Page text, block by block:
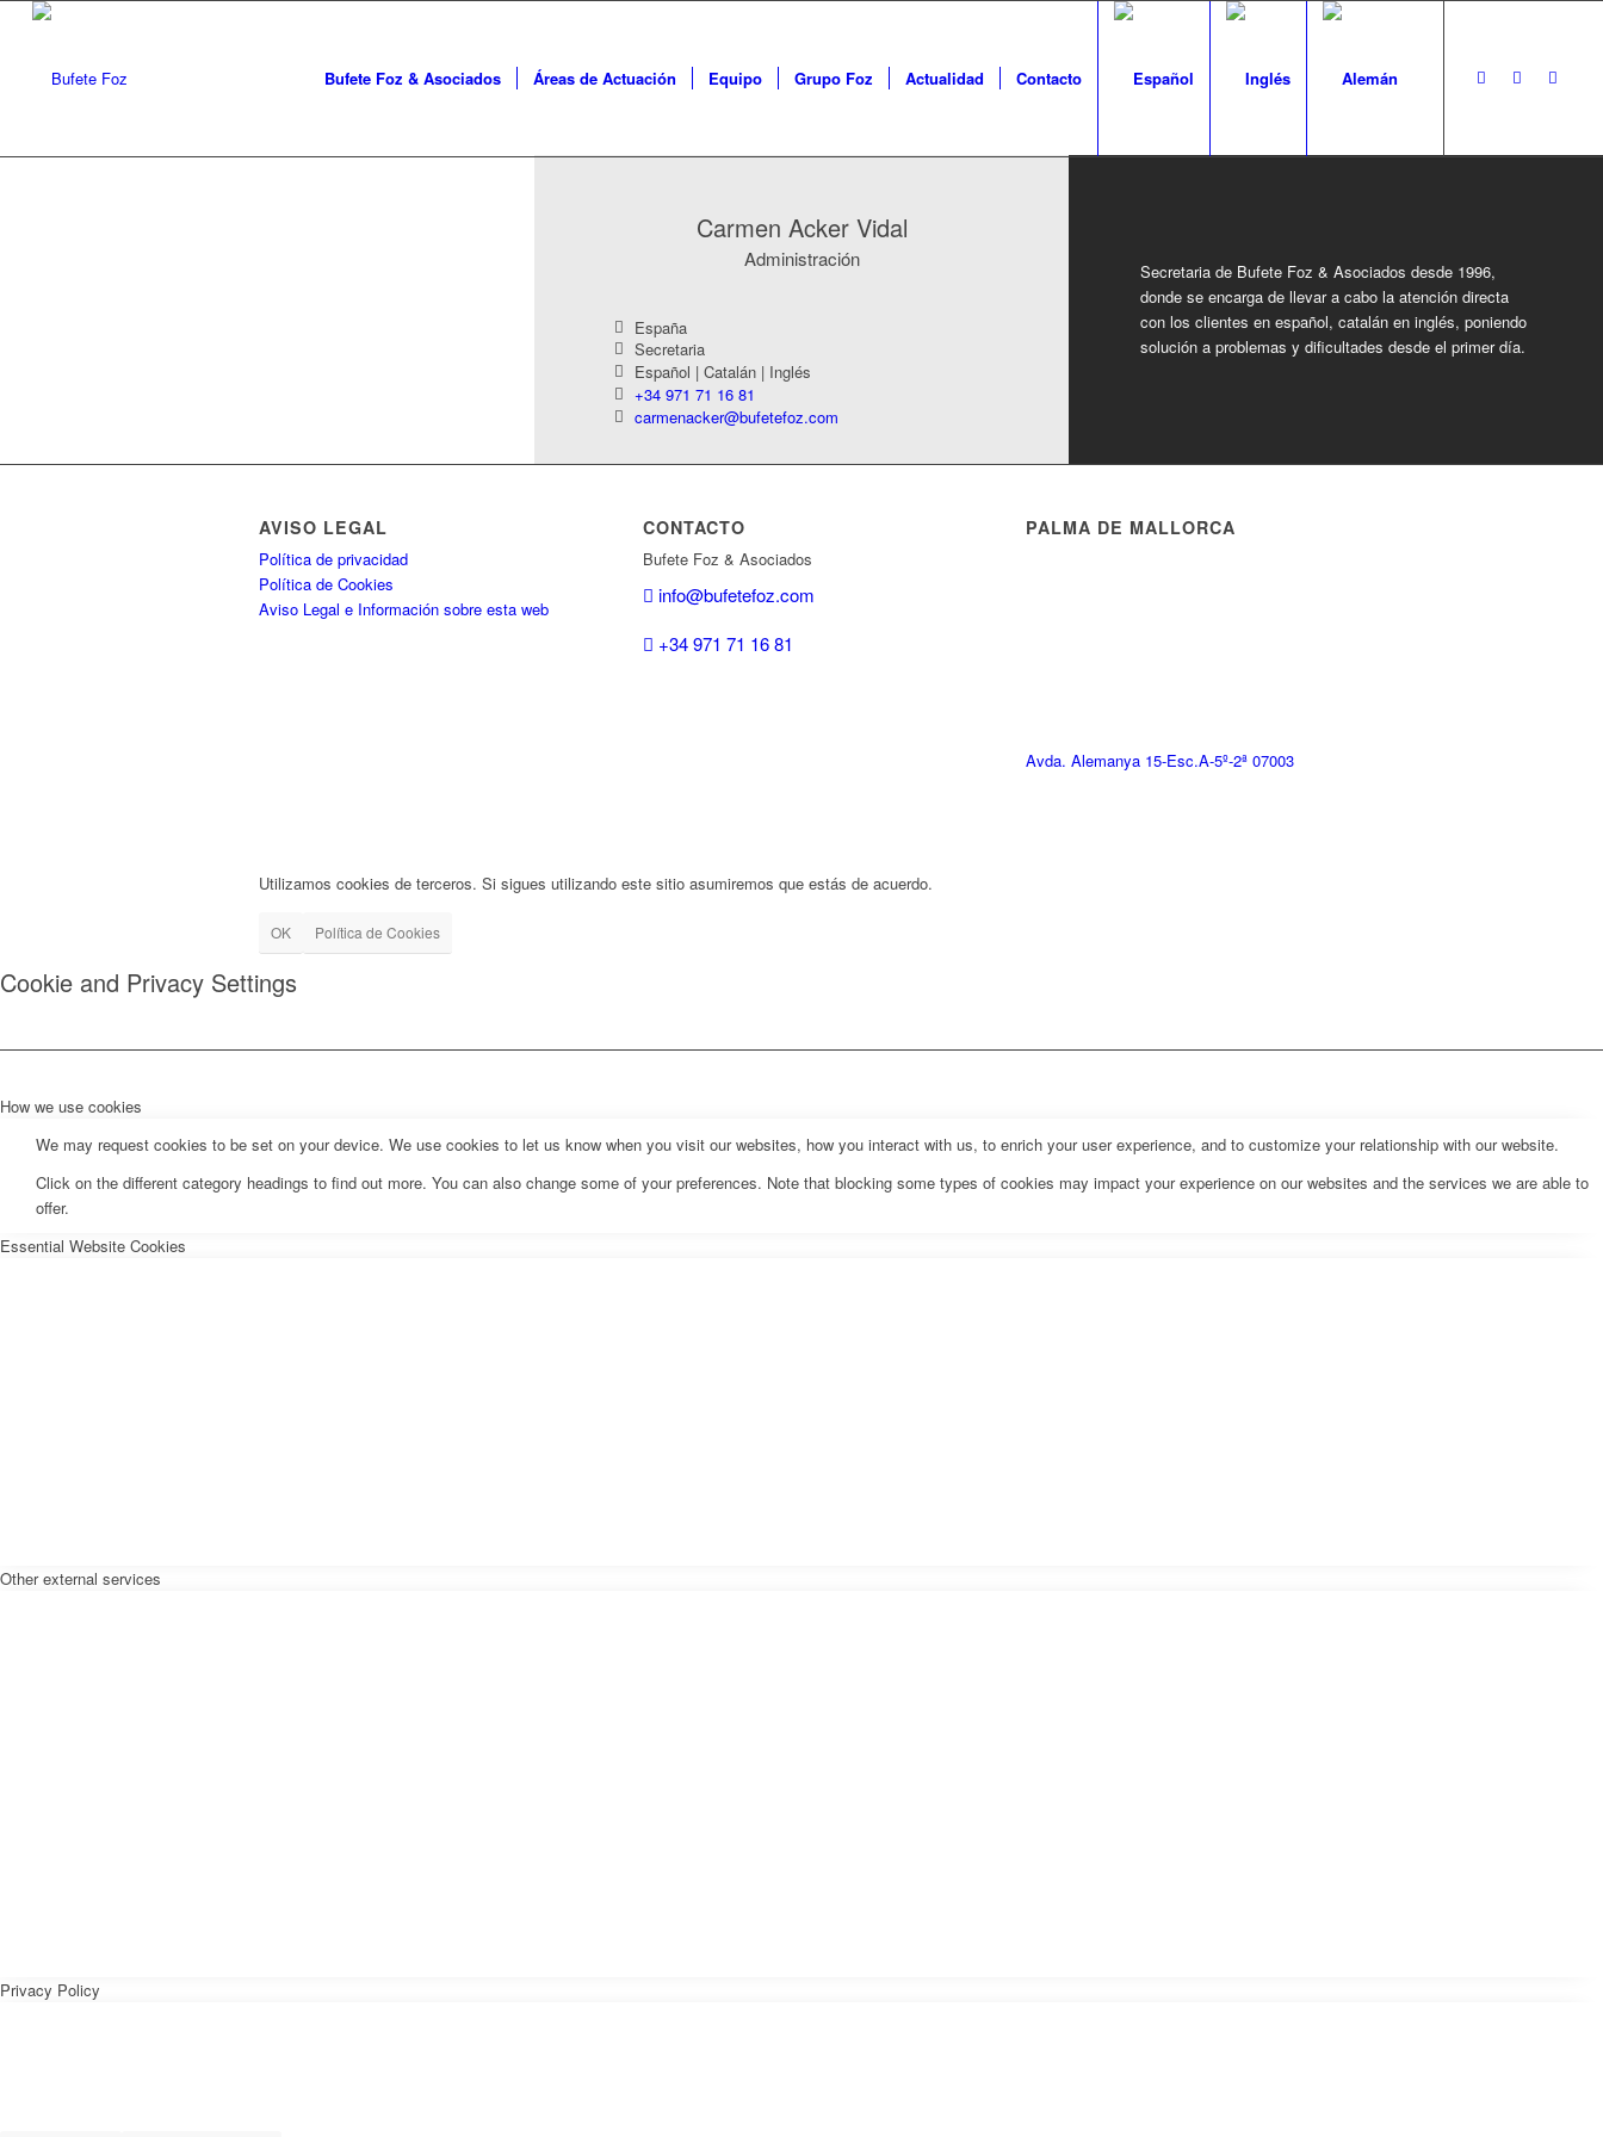
Bufete Foz & Asociados Áreas de Actuación Equipo Grupo Foz Actualidad Contacto
Carmen Acker Vidal
Administración
España
Secretaria
Español | Catalán | Inglés
+34 971 71 16 81
carmenacker@bufetefoz.com
Secretaria de Bufete Foz & Asociados desde 1996,
donde se encarga de llevar a cabo la atención directa
con los clientes en español, catalán en inglés, poniendo
solución a problemas y dificultades desde el primer día.
AVISO LEGAL
Política de privacidad
Política de Cookies
Aviso Legal e Información sobre esta web
CONTACTO
Bufete Foz & Asociados
info@bufetefoz.com
+34 971 71 16 81
PALMA DE MALLORCA
Avda. Alemanya 15-Esc.A-5º-2ª 07003
Utilizamos cookies de terceros. Si sigues utilizando este sitio asumiremos que estás de acuerdo.
OK Política de Cookies
Cookie and Privacy Settings
How we use cookies
We may request cookies to be set on your device. We use cookies to let us know when you visit our websites, how you interact with us, to enrich your user experience, and to customize your relationship with our website.
Click on the different category headings to find out more. You can also change some of your preferences. Note that blocking some types of cookies may impact your experience on our websites and the services we are able to
offer.
Essential Website Cookies
Other external services
Privacy Policy